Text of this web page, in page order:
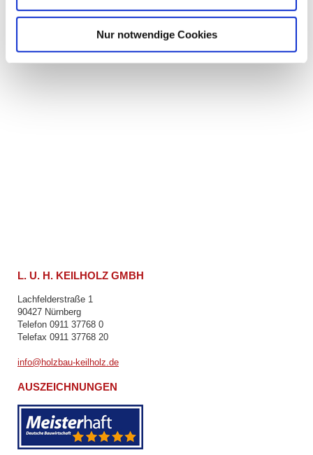
Nur notwendige Cookies
L. U. H. KEILHOLZ GMBH
Lachfelderstraße 1
90427 Nürnberg
Telefon 0911 37768 0
Telefax 0911 37768 20
info@holzbau-keilholz.de
AUSZEICHNUNGEN